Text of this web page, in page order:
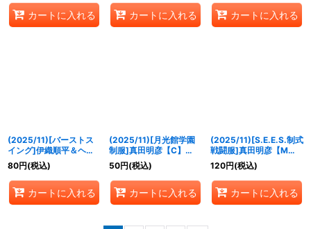
カートに入れる カートに入れる カートに入れる
(2025/11)[バーストス
イング]伊織順平＆ヘル
メス【R】{CB33-008}
《多》
80円(税込)
カートに入れる
(2025/11)[月光館学園
制服]真田明彦【C】
{CB33-009}《青》
50円(税込)
カートに入れる
(2025/11)[S.E.E.S.制式
戦闘服]真田明彦【M】
{CB33-010}《青》
120円(税込)
カートに入れる